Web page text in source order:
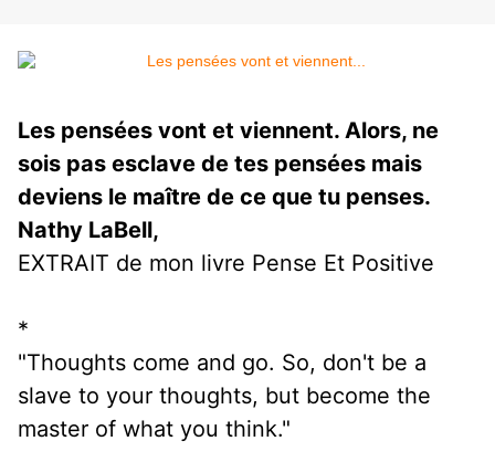
Les pensées vont et viennent. Alors, ne
sois pas esclave de tes pensées mais
deviens le maître de ce que tu penses.
Nathy LaBell,
EXTRAIT de mon livre Pense Et Positive
*
"Thoughts come and go. So, don't be a
slave to your thoughts, but become the
master of what you think."